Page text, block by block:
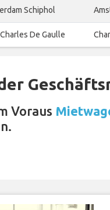
Schiphol
De Gaulle
Voraus